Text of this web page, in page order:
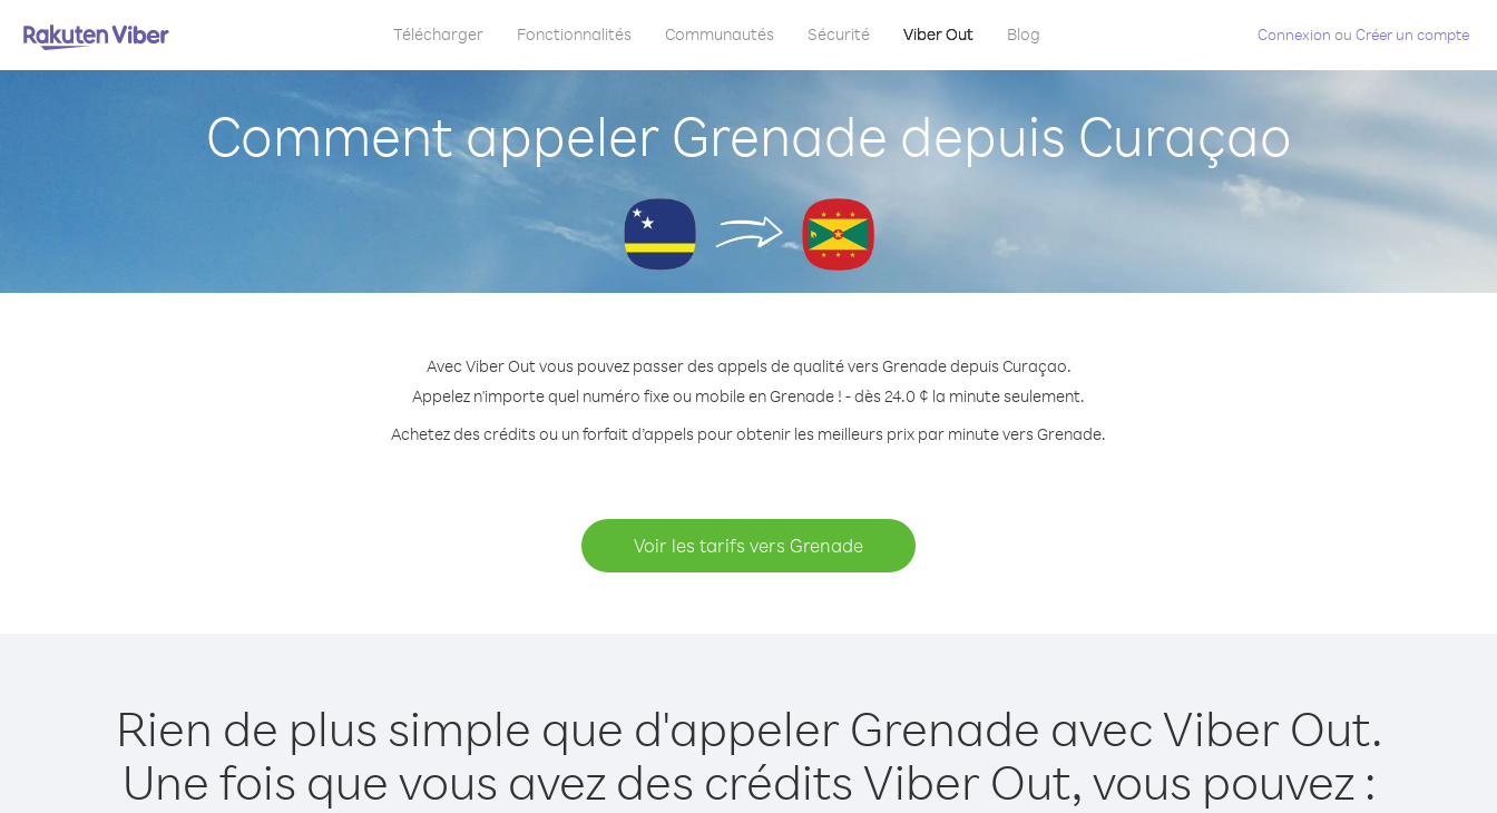
Télécharger Fonctionnalités Communautés Sécurité Viber Out Blog Connexion ou Créer un compte
Comment appeler Grenade depuis Curaçao
Avec Viber Out vous pouvez passer des appels de qualité vers Grenade depuis Curaçao.
Appelez n'importe quel numéro fixe ou mobile en Grenade ! - dès 24.0 ¢ la minute seulement.
Achetez des crédits ou un forfait d’appels pour obtenir les meilleurs prix par minute vers Grenade.
Voir les tarifs vers Grenade
Rien de plus simple que d'appeler Grenade avec Viber Out.
Une fois que vous avez des crédits Viber Out, vous pouvez :